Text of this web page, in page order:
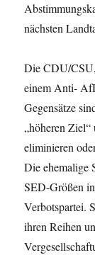
nächsten
Die CDU/
einem Anti-
Gegensätze
„höheren
eliminieren
Die ehemalige
SED-Größen
Verbotspartei.
ihren Reihen